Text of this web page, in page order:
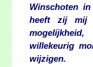
Winschoten
heeft zij mij
willekeurig
wijzigen.